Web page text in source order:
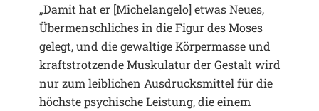
„Damit hat er [Michelangelo] etwas Neues,
Übermenschliches in die Figur des Moses
gelegt, und die gewaltige Körpermasse und
kraftstrotzende Muskulatur der Gestalt wird
nur zum leiblichen Ausdrucksmittel für die
höchste psychische Leistung, die einem